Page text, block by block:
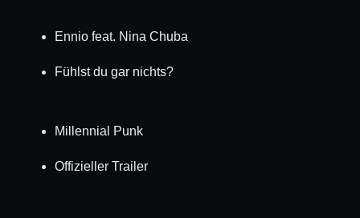
Ennio feat. Nina Chuba
Fühlst du gar nichts?
Millennial Punk
Offizieller Trailer